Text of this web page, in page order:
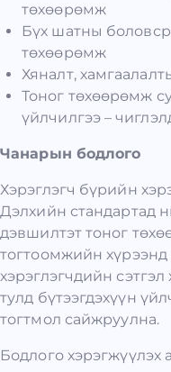
төхөөрөмж
Бүх шатны
төхөөрөмж
Хяналт,
Тоног төхөөрөмж
үйлчилгээ –
Чанарын бодлого
Хэрэглэгч бүрийн
Дэлхийн стандартад
дэвшилтэт тоног
тогтоомжийн
хэрэглэгчдийн
тулд бүтээгдэхүүн
тогтмол сайжруулна.
Бодлого хэрэгжүүлэх